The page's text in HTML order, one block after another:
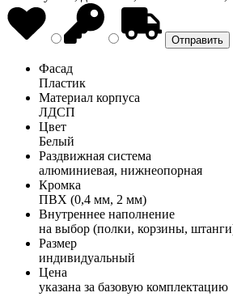
Фасад
Пластик
Материал корпуса
ЛДСП
Цвет
Белый
Раздвижная система
алюминиевая, нижнеопорная
Кромка
ПВХ (0,4 мм, 2 мм)
Внутреннее наполнение
на выбор (полки, корзины,
Размер
индивидуальный
Цена
указана за базовую комплектацию